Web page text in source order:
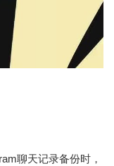
聊天记录备份时，